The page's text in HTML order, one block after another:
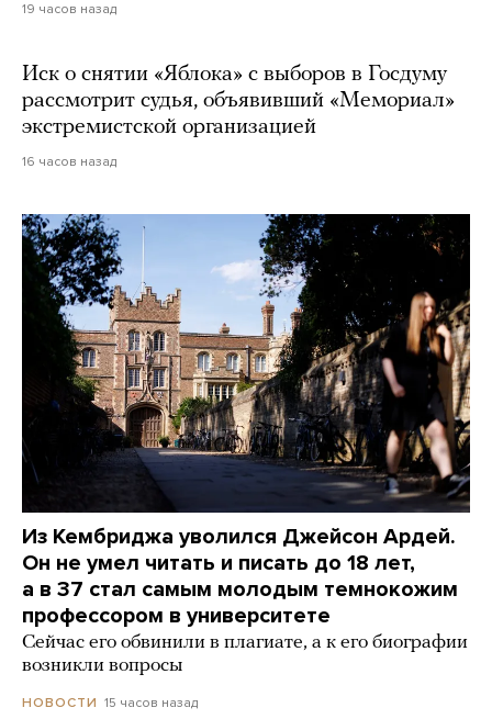
19 часов назад
Иск о снятии «Яблока» с выборов в Госдуму
рассмотрит судья, объявивший «Мемориал»
экстремистской организацией
16 часов назад
Из Кембриджа уволился Джейсон Ардей.
Он не умел читать и писать до 18 лет,
а в 37 стал самым молодым темнокожим
профессором в университете
Сейчас его обвинили в плагиате, а к его биографии
возникли вопросы
НОВОСТИ 15 часов назад